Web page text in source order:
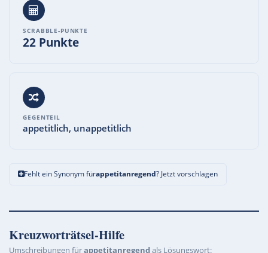
SCRABBLE-PUNKTE
22 Punkte
GEGENTEIL
appetitlich, unappetitlich
Fehlt ein Synonym fürappetitanregend? Jetzt vorschlagen
Kreuzworträtsel-Hilfe
Umschreibungen fürappetitanregendals Lösungswort: